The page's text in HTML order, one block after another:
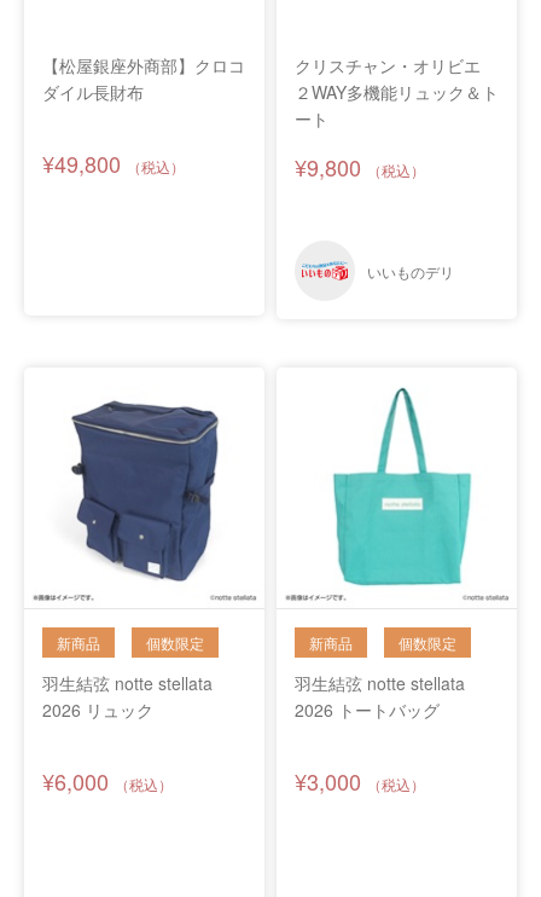
【松屋銀座外商部】クロコ
ダイル長財布
¥49,800
クリスチャン・オリビエ
２WAY多機能リュック＆ト
ート
¥9,800
羽生結弦 notte stellata
2026 リュック
¥6,000
羽生結弦 notte stellata
2026 トートバッグ
¥3,000